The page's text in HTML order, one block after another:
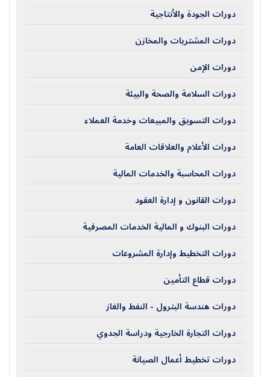
دورات الجودة والأنتاجية
دورات المشتريات والمخازن
دورات الإمن
دورات السلامة والصحة والبيئة
دورات التسويق والمبيعات وخدمة العملاء
دورات الأعلام والعلاقات العامة
دورات المحاسبة والخدمات المالية
دورات القانون و إدارة العقود
دورات البنوك و المالية الخدمات المصرفية
دورات التخطيط وإدارة المشروعات
دورات قطاع التأمين
دورات هندسة البترول - النفط والغاز
دورات التجارة الخارجية ودراسة الجدوي
دورات تخطيط أعمال الصيانة